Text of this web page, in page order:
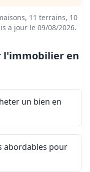
180 €/mois,
standard : entre
2022 et 2023
sont disponibles
11 terrains, 10
a jour le 09/08/2026.
l'immobilier en
un bien en
abordables pour